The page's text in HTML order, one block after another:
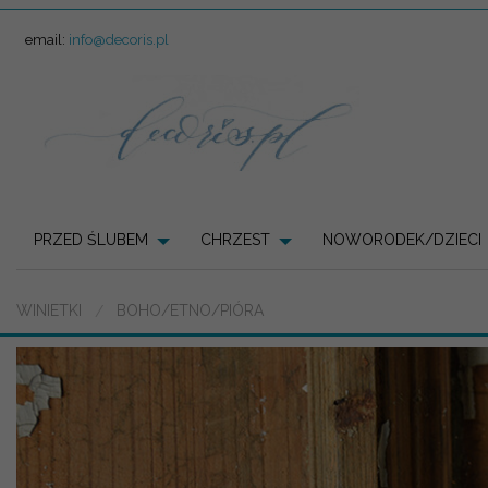
email: info@decoris.pl
PRZED ŚLUBEM CHRZEST NOWORODEK/DZIECI
WINIETKI BOHO/ETNO/PIÓRA